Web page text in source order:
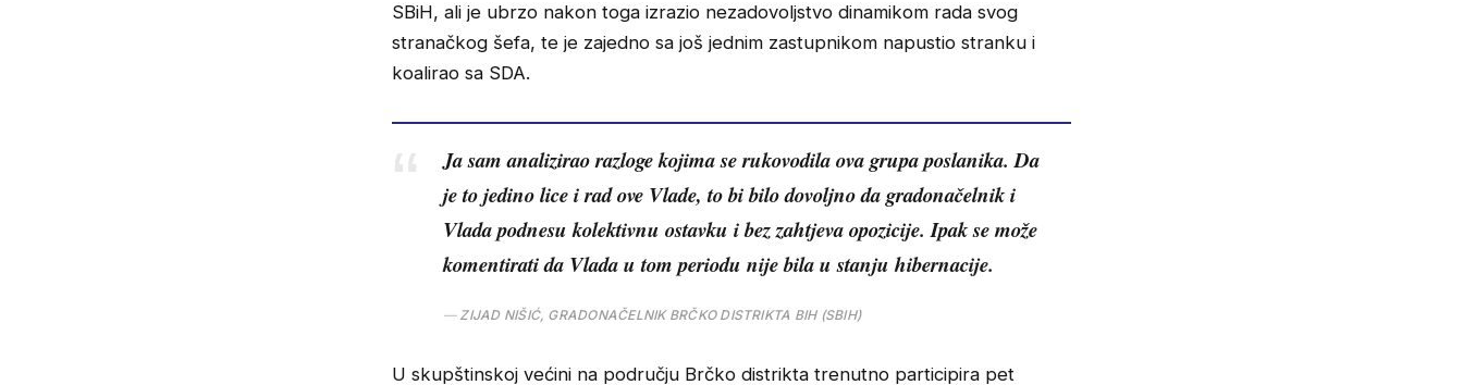
SBiH, ali je ubrzo nakon toga izrazio nezadovoljstvo dinamikom rada svog
stranačkog šefa, te je zajedno sa još jednim zastupnikom napustio stranku i
koalirao sa SDA.
Ja sam analizirao razloge kojima se rukovodila ova grupa poslanika. Da
je to jedino lice i rad ove Vlade, to bi bilo dovoljno da gradonačelnik i
Vlada podnesu kolektivnu ostavku i bez zahtjeva opozicije. Ipak se može
komentirati da Vlada u tom periodu nije bila u stanju hibernacije.
ZIJAD NIŠIĆ, GRADONAČELNIK BRČKO DISTRIKTA BIH (SBIH)
U skupštinskoj većini na području Brčko distrikta trenutno participira pet